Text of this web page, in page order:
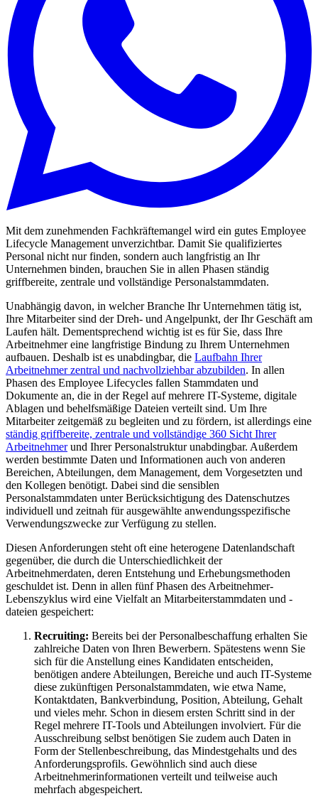
Mit dem zunehmenden Fachkräftemangel wird ein gutes Employee
Lifecycle Management unverzichtbar. Damit Sie qualifiziertes
Personal nicht nur finden, sondern auch langfristig an Ihr
Unternehmen binden, brauchen Sie in allen Phasen ständig
griffbereite, zentrale und vollständige Personalstammdaten.
Unabhängig davon, in welcher Branche Ihr Unternehmen tätig ist,
Ihre Mitarbeiter sind der Dreh- und Angelpunkt, der Ihr Geschäft am
Laufen hält. Dementsprechend wichtig ist es für Sie, dass Ihre
Arbeitnehmer eine langfristige Bindung zu Ihrem Unternehmen
aufbauen. Deshalb ist es unabdingbar, die Laufbahn Ihrer
Arbeitnehmer zentral und nachvollziehbar abzubilden. In allen
Phasen des Employee Lifecycles fallen Stammdaten und
Dokumente an, die in der Regel auf mehrere IT-Systeme, digitale
Ablagen und behelfsmäßige Dateien verteilt sind. Um Ihre
Mitarbeiter zeitgemäß zu begleiten und zu fördern, ist allerdings eine
ständig griffbereite, zentrale und vollständige 360 Sicht Ihrer
Arbeitnehmerund Ihrer Personalstruktur unabdingbar. Außerdem
werden bestimmte Daten und Informationen auch von anderen
Bereichen, Abteilungen, dem Management, dem Vorgesetzten und
den Kollegen benötigt. Dabei sind die sensiblen
Personalstammdaten unter Berücksichtigung des Datenschutzes
individuell und zeitnah für ausgewählte anwendungsspezifische
Verwendungszwecke zur Verfügung zu stellen.
Diesen Anforderungen steht oft eine heterogene Datenlandschaft
gegenüber, die durch die Unterschiedlichkeit der
Arbeitnehmerdaten, deren Entstehung und Erhebungsmethoden
geschuldet ist. Denn in allen fünf Phasen des Arbeitnehmer-
Lebenszyklus wird eine Vielfalt an Mitarbeiterstammdaten und -
dateien gespeichert:
Recruiting: Bereits bei der Personalbeschaffung erhalten Sie
zahlreiche Daten von Ihren Bewerbern. Spätestens wenn Sie
sich für die Anstellung eines Kandidaten entscheiden,
benötigen andere Abteilungen, Bereiche und auch IT-Systeme
diese zukünftigen Personalstammdaten, wie etwa Name,
Kontaktdaten, Bankverbindung, Position, Abteilung, Gehalt
und vieles mehr. Schon in diesem ersten Schritt sind in der
Regel mehrere IT-Tools und Abteilungen involviert. Für die
Ausschreibung selbst benötigen Sie zudem auch Daten in
Form der Stellenbeschreibung, das Mindestgehalts und des
Anforderungsprofils. Gewöhnlich sind auch diese
Arbeitnehmerinformationen verteilt und teilweise auch
mehrfach abgespeichert.